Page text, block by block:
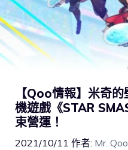
【Qoo情報】米奇
機遊戲《STAR
束營運！
2021/10/11 作者: Mr. Qoo